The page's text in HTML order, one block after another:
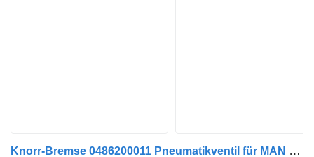
Knorr-Bremse 0486200011 Pneumatikventil für MAN TGA LKW